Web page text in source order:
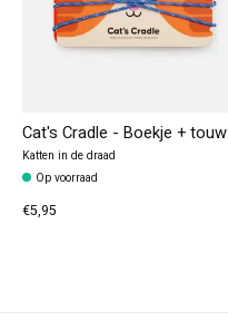
Cat's Cradle - Boekje + touw
Katten in de draad
Op voorraad
€5,95